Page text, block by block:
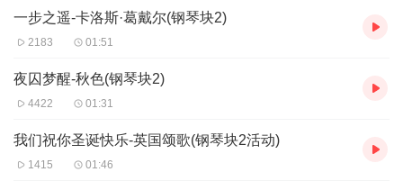
一步之遥-卡洛斯·葛戴尔(钢琴块2)
2183 01:51
夜囚梦醒-秋色(钢琴块2)
4422 01:31
我们祝你圣诞快乐-英国颂歌(钢琴块2活动)
1415 01:46